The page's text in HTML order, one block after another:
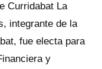
Curridabat La
integrante de la
fue electa para
y